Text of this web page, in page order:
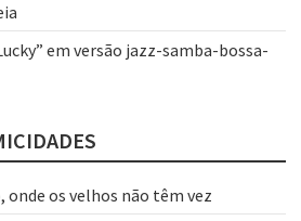
em versão jazz-samba-bossa-
os velhos não têm vez